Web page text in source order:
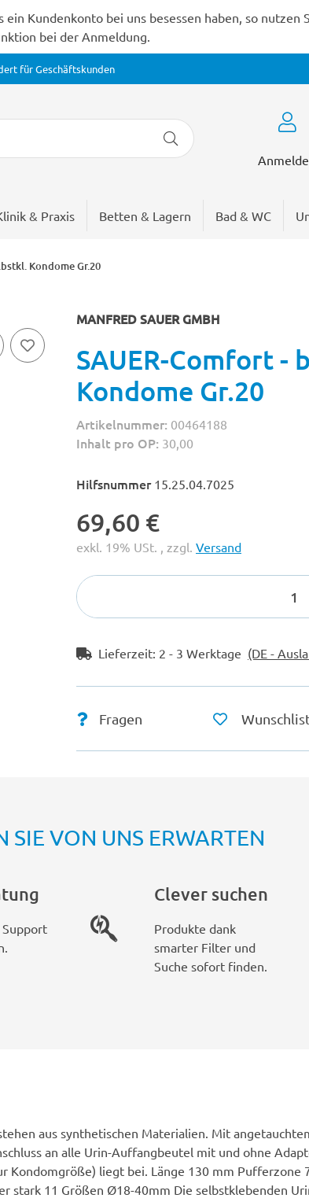
Kundenkonto bei uns besessen haben, so nutzen
bei der Anmeldung.
für Geschäftskunden
& Praxis Betten & Lagern Bad & WC
Kondome Gr.20
MANFRED SAUER GMBH
SAUER-Comfort -
Kondome Gr.20
Artikelnummer: 00464188
Inhalt pro OP: 30,00
Hilfsnummer 15.25.04.7025
69,60 €
exkl. 19% USt. , zzgl. Versand
Lieferzeit: 2 - 3 Werktage (DE -
Fragen
SIE VON UNS ERWARTEN
Clever suchen
Produkte dank
smarter Filter und
Suche sofort finden.
aus synthetischen Materialien. Mit
an alle Urin-Auffangbeutel mit und ohne
Kondomgröße) liegt bei. Länge 130 mm Pufferzone
stark 11 Größen Ø18-40mm Die selbstklebenden